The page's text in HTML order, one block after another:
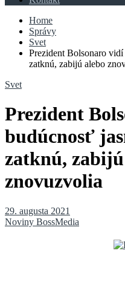
Home
Správy
Svet
Prezident Bolsonaro
zatknú, zabijú alebo
Svet
Prezident
budúcnosť
zatknú,
znovuzvolia
29. augusta 2021
Noviny BossMedia